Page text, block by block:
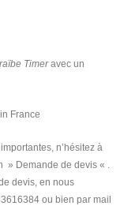
Timeravec un
n’hésitez à
» Demande de devis « .
devis, en nous
ou bien par mail